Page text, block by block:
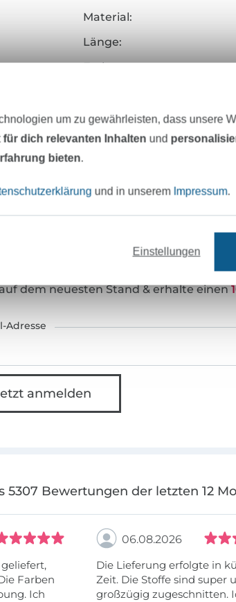
Material:
Länge:
Farbe:
Art.Nr.:
Hersteller-Kontaktdaten
Über 80000 zufriedene
DU IMMER AUF DEM
dem neuesten Stand & erhalte einen
Adresse
anmelden
5307 Bewertungen der letzten 12
Farben
Ich
06.08.2026
Die Lieferung erfolgte in
Zeit. Die Stoffe sind super und
großzügig zugeschnitten.
um zu gewährleisten, dass unsere
für dich relevanten Inhalten und
bieten.
und in unserem Impressum.
Einstellungen